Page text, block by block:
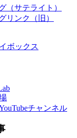
（サテライト）
リンク（旧）
ボックス
チャンネル